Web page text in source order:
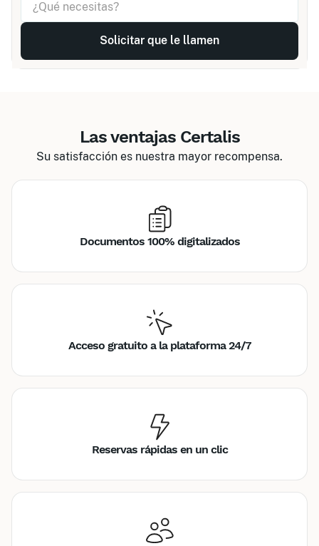
Las ventajas Certalis
Su satisfacción es nuestra mayor recompensa.
Documentos 100% digitalizados
Acceso gratuito a la plataforma 24/7
Reservas rápidas en un clic